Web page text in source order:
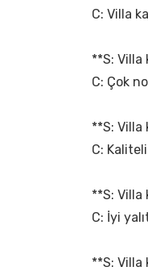
C: Villa
**S: Villa
C: Çok
**S: Villa
C:
**S: Villa
C: İyi
**S: Villa